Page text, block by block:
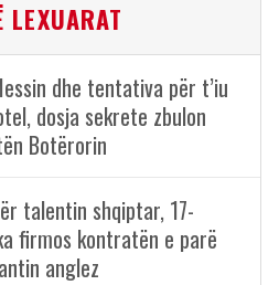
LEXUARAT
dhe tentativa për t’iu
dosja sekrete zbulon
Botërorin
talentin shqiptar, 17-
firmos kontratën e parë
anglez